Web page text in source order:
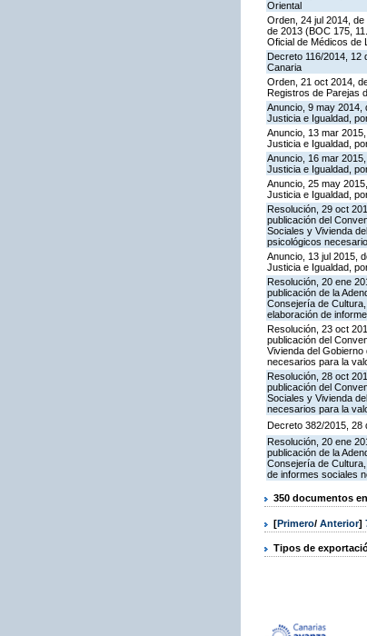
Oriental
Orden, 24 jul 2014,
de 2013 (BOC 175,
Oficial de Médicos de
Decreto 116/2014, 12
Canaria
Orden, 21 oct 2014,
Registros de Parejas
Anuncio, 9 may 2014,
Justicia e Igualdad,
Anuncio, 13 mar
Justicia e Igualdad,
Anuncio, 16 mar
Justicia e Igualdad,
Anuncio, 25 may
Justicia e Igualdad,
Resolución, 29 oct
publicación del
Sociales y Vivienda
psicológicos
Anuncio, 13 jul 2015,
Justicia e Igualdad,
Resolución, 20 ene
publicación de la
Consejería de
elaboración de
Resolución, 23 oct
publicación del
Vivienda del
necesarios para la
Resolución, 28 oct
publicación del
Sociales y Vivienda
necesarios para la
Decreto 382/2015,
Resolución, 20 ene
publicación de la
Consejería de
de informes sociales
350 documentos
[Primero/ Anterior]
Tipos de